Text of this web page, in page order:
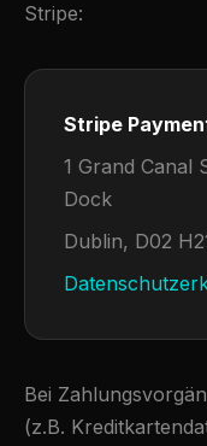
Stripe:
Stripe
1 Grand Canal
Dock
Dublin, D02
Bei
(z.B.